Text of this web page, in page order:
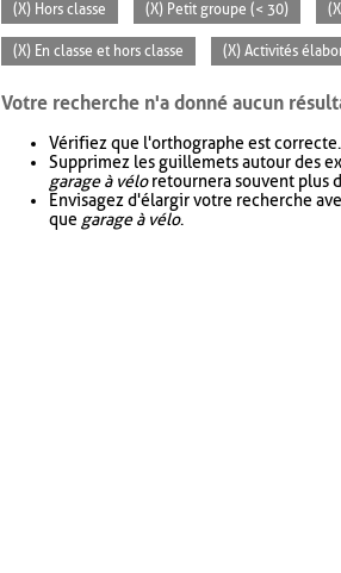
(X) Hors classe (X) Petit groupe (< 30)
(X) En classe et hors classe (X) Activités
Votre recherche n'a donné aucun
Vérifiez que l'orthographe est correcte.
Supprimez les guillemets autour des
garage à véloretournera souvent plus
Envisagez d'élargir votre recherche
que garage à vélo.